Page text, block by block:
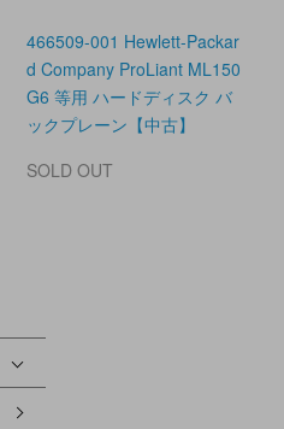
466509-001 Hewlett-Packar
d Company ProLiant ML150
G6 等用 ハードディスク バ
ックプレーン【中古】
SOLD OUT